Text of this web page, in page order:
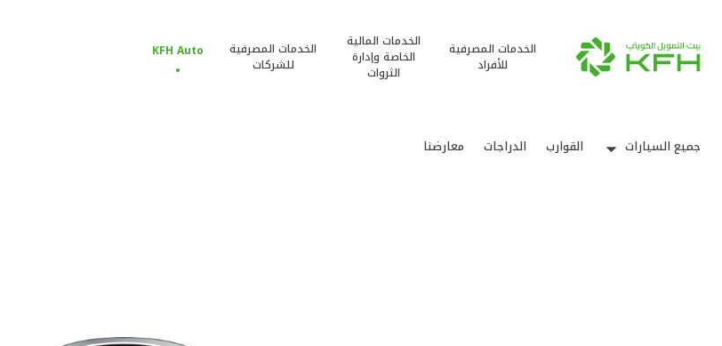
الخدمات المصرفية
للأفراد
الخدمات المالية
الخاصة وإدارة
الثروات
الخدمات المصرفية
للشركات
KFH Auto
جميع السيارات القوارب الدراجات معارضنا